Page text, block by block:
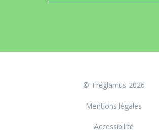
© Tréglamus 2026
Mentions légales
Accessibilité